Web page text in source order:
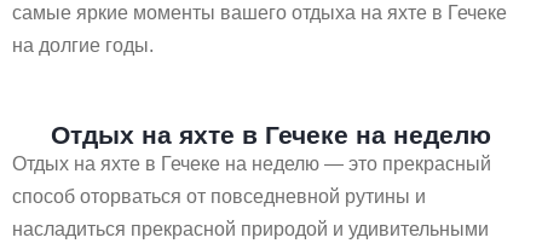
самые яркие моменты вашего отдыха на яхте в Гечеке
на долгие годы.
Отдых на яхте в Гечеке на неделю
Отдых на яхте в Гечеке на неделю — это прекрасный
способ оторваться от повседневной рутины и
насладиться прекрасной природой и удивительными